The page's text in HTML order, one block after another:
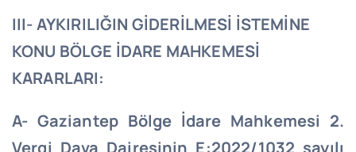
III- AYKIRILIĞIN GİDERİLMESİ İSTEMİNE
KONU BÖLGE İDARE MAHKEMESİ
KARARLARI:
A- Gaziantep Bölge İdare Mahkemesi 2.
Vergi Dava Dairesinin E:2022/1032 sayılı